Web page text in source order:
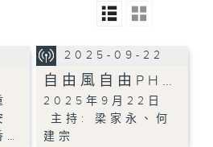
…
2025-09-22
自由風自由PH…
2025年9月22日
主持: 梁家永、何
建宗